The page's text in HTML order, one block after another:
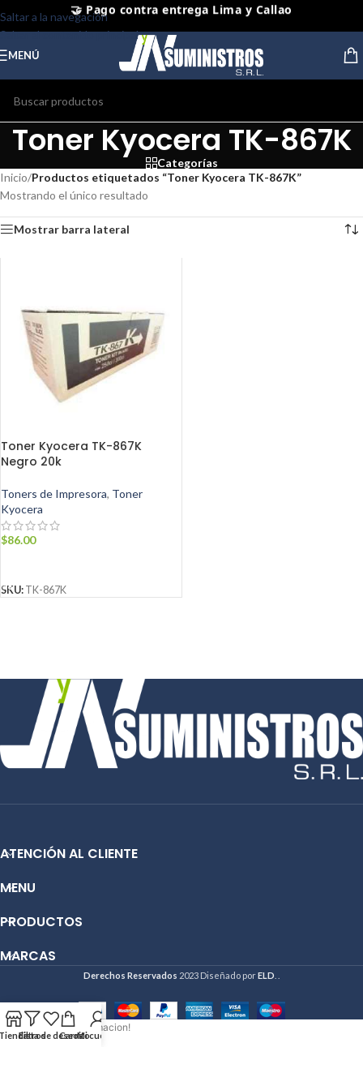
Saltar a la navegación
Saltar al contenido principal
⭐ Productos Originales y Nuevos
MENÚ
Toner Kyocera TK-867K
Categorías
Inicio/Productos etiquetados “Toner Kyocera TK-867K”
Mostrando el único resultado
Mostrar barra lateral
Toner Kyocera TK-867K
Negro 20k
Toners de Impresora, Toner
Kyocera
$86.00
SKU: TK-867K
ATENCIÓN AL CLIENTE
MENU
PRODUCTOS
MARCAS
Derechos Reservados 2023 Diseñado porELD
Filtros
Lista de deseos
CarritoMi cuenta
Hola deseo mas informacion!